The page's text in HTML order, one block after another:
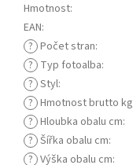
Hmotnost:
EAN:
? Počet stran:
? Typ fotoalba:
? Styl:
? Hmotnost brutto kg
? Hloubka obalu cm:
? Šířka obalu cm:
? Výška obalu cm: